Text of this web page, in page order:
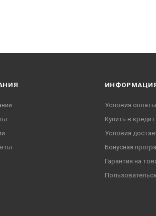
Условия оплаты
Купить в кредит
Условия
Бонусная
Гарантия на